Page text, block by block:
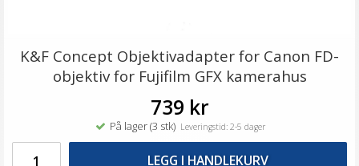
K&F Concept Objektivadapter for Canon FD-
objektiv for Fujifilm GFX kamerahus
739 kr
På lager (3 stk)Leveringstid: 2-5 dager
LEGG I HANDLEKURV